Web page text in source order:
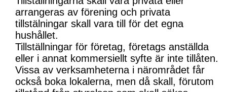
arrangeras av förening och privata
tillstälningar skall vara till för det egna
hushållet.
Tillställningar för företag, företags anställda
eller i annat kommersiellt syfte är inte tillåten.
Vissa av verksamheterna i närområdet får
också boka lokalerna, men då skall, förutom